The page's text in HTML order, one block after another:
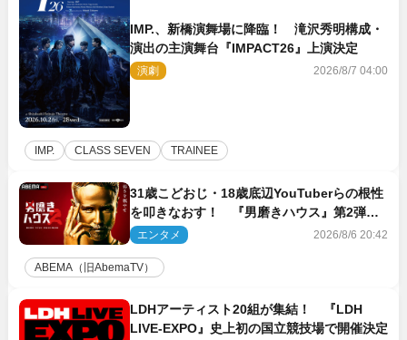
IMP.、新橋演舞場に降臨！ 滝沢秀明構成・
演出の主演舞台『IMPACT26』上演決定
演劇 2026/8/7 04:00
IMP. CLASS SEVEN TRAINEE
31歳こどおじ・18歳底辺YouTuberらの根性
を叩きなおす！ 『男磨きハウス』第2弾コ
ーチ陣発表
エンタメ 2026/8/6 20:42
ABEMA（旧AbemaTV）
LDHアーティスト20組が集結！ 『LDH
LIVE‐EXPO』史上初の国立競技場で開催決定